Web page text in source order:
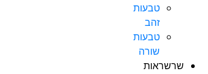
טבעות
זהב
טבעות
שורה
שרשראות